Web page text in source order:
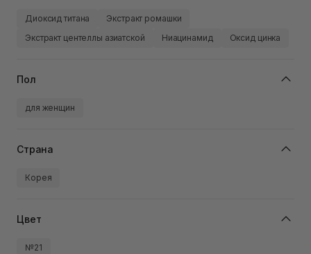
Диоксид титана
Экстракт ромашки
Экстракт центеллы азиатской
Ниацинамид Оксид цинка
Пол
для женщин
Страна
Корея
Цвет
№21